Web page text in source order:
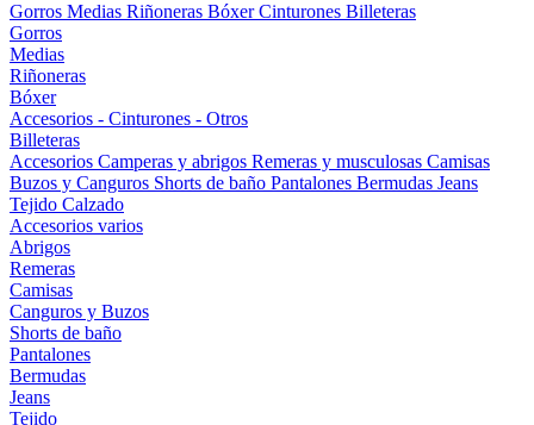
Gorros Medias Riñoneras BóxerCinturones Billeteras
Gorros
Medias
Riñoneras
Bóxer
Accesorios - Cinturones - Otros
Billeteras
Accesorios Camperas y abrigos Remeras y musculosas Camisas
Buzos y Canguros Shorts de baño Pantalones Bermudas Jeans
Tejido Calzado
Accesorios varios
Abrigos
Remeras
Camisas
Canguros y Buzos
Shorts de baño
Pantalones
Bermudas
Jeans
Tejido